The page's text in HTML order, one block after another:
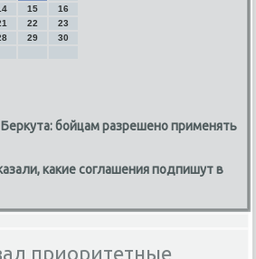
15
16
22
23
29
30
бойцам разрешено применять
какие соглашения подпишут в
приоритетные